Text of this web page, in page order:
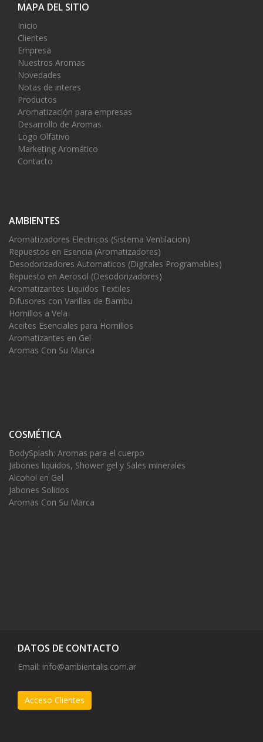
MAPA DEL SITIO
Inicio
Clientes
Empresa
Nuestros Aromas
Novedades
Notas de interes
Productos
Aromatización para empresas
Desarrollo de Aromas
Logo Olfativo
Marketing Aromático
Contacto
AMBIENTES
Aromatizadores Electricos (Sistema Ventilacion)
Repuestos en Esencia (Aromatizadores)
Desodorizadores Automaticos (Digitales Programables)
Repuesto en Aerosol (Desodorizadores)
Aromatizantes Liquidos Textiles
Difusores con Varillas de Bambu
Hornillos a Vela
Aceites Esenciales para Hornillos
Aromatizantes en Gel
Aromas Con Su Marca
COSMÉTICA
BodySplash: Aromas para el cuerpo
Jabones liquidos, Shower gel y Sales minerales
Alcohol en Gel
Jabones Solidos
Aromas Con Su Marca
DATOS DE CONTACTO
Email: info@ambientalis.com.ar
Acceso Clientes